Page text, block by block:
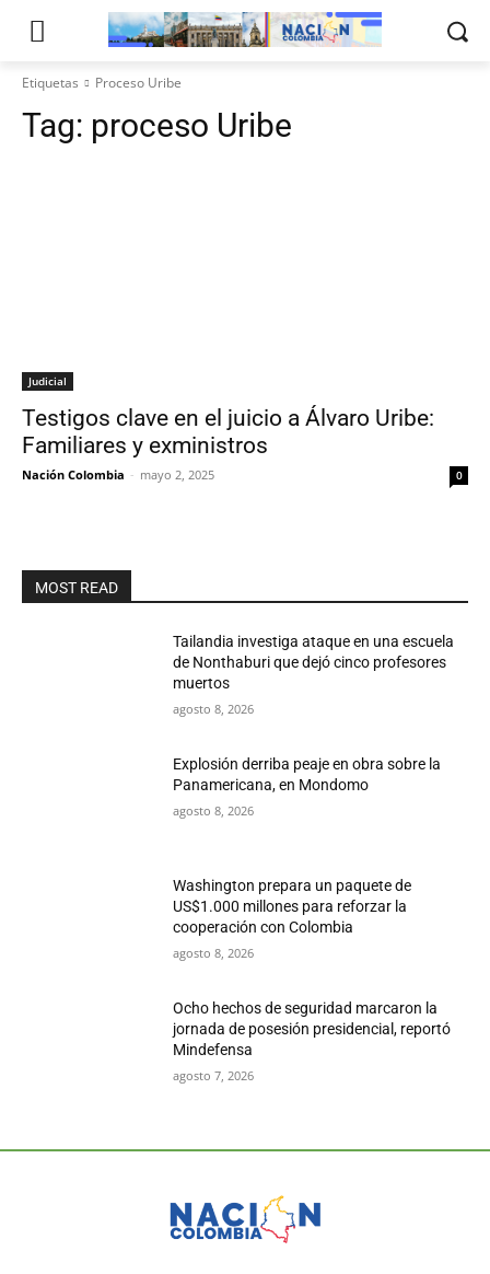
Etiquetas Proceso Uribe
Tag: proceso Uribe
Judicial
Testigos clave en el juicio a Álvaro Uribe:
Familiares y exministros
Nación Colombia - mayo 2, 2025 0
MOST READ
Tailandia investiga ataque en una escuela
de Nonthaburi que dejó cinco profesores
muertos
agosto 8, 2026
Explosión derriba peaje en obra sobre la
Panamericana, en Mondomo
agosto 8, 2026
Washington prepara un paquete de
US$1.000 millones para reforzar la
cooperación con Colombia
agosto 8, 2026
Ocho hechos de seguridad marcaron la
jornada de posesión presidencial, reportó
Mindefensa
agosto 7, 2026